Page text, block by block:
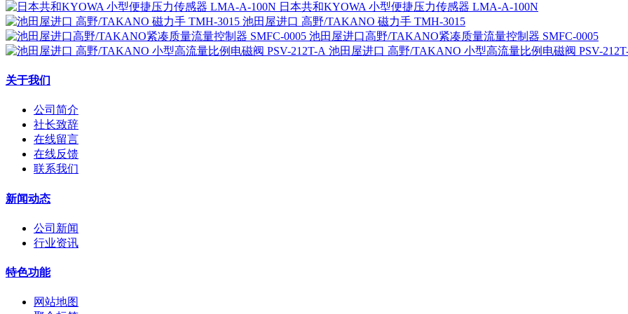
日本共和KYOWA 小型便捷压力传感器 LMA-A-100N
池田屋进口 高野/TAKANO 磁力手 TMH-3015
池田屋进口高野/TAKANO紧凑质量流量控制器 SMFC-0005
池田屋进口 高野/TAKANO 小型高流量比例电磁阀 PSV-
关于我们
公司简介
社长致辞
在线留言
在线反馈
联系我们
新闻动态
公司新闻
行业资讯
特色功能
网站地图